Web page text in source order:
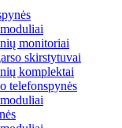
monitoriai
skirstytuvai
komplektai
telefonspynės